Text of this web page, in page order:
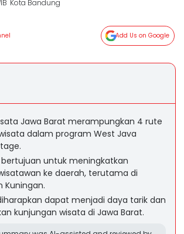
Kota Bandung
Add Us on Google
Jawa Barat merampungkan 4 rute
dalam program West Java
untuk meningkatkan
ke daerah, terutama di
Kuningan.
dapat menjadi daya tarik dan
kunjungan wisata di Jawa Barat.